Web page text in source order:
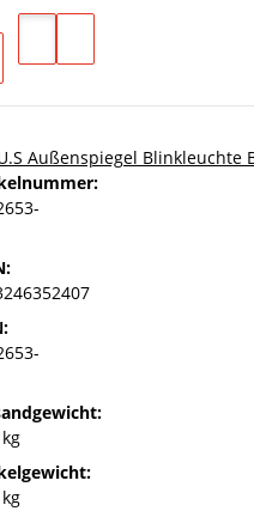
Außenspiegel Blinkleuchte